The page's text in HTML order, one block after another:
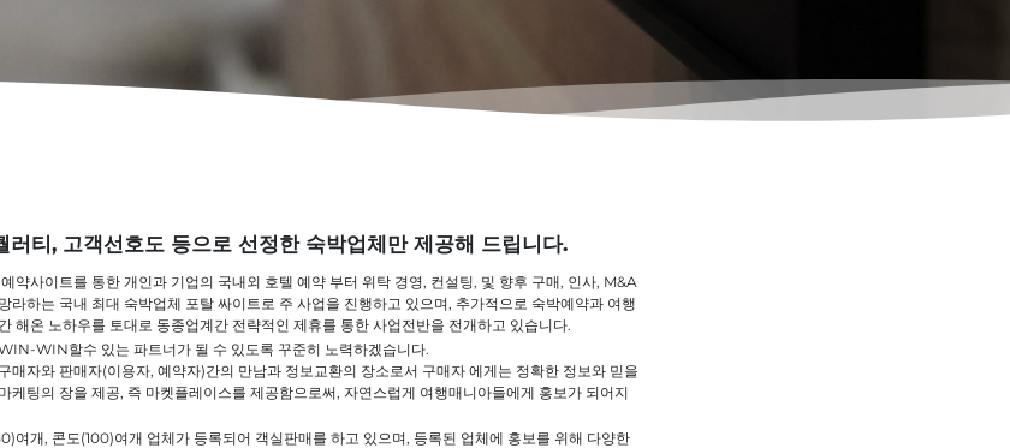
러티, 고객선호도 등으로 선정한 숙박업체만 제공해 드립니다.
약사이트를 통한 개인과 기업의 국내외 호텔 예약 부터 위탁 경영, 컨설팅, 및 향후 구매, 인사, M&A
라하는 국내 최대 숙박업체 포탈 싸이트로 주 사업을 진행하고 있으며, 추가적으로 숙박예약과 여행
해온 노하우를 토대로 동종업계간 전략적인 제휴를 통한 사업전반을 전개하고 있습니다.
WIN할수 있는 파트너가 될 수 있도록 꾸준히 노력하겠습니다.
매자와 판매자(이용자, 예약자)간의 만남과 정보교환의 장소로서 구매자 에게는 정확한 정보와 믿을
케팅의 장을 제공, 즉 마켓플레이스를 제공함으로써, 자연스럽게 여행매니아들에게 홍보가 되어지
여개, 콘도(100)여개 업체가 등록되어 객실판매를 하고 있으며, 등록된 업체에 홍보를 위해 다양한